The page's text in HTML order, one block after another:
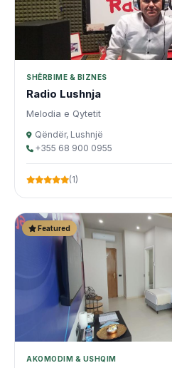
SHËRBIME & BIZNES
Radio Lushnja
Melodia e Qytetit
Qëndër, Lushnjë
+355 68 900 0955
(1)
Featured
AKOMODIM & USHQIM